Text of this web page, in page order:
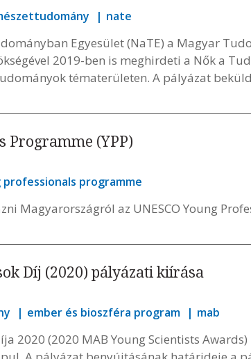
nate
Egyesület (NaTE) a Magyar
2019-ben is meghirdeti a Nők a
tématerületen. A pályázat
Programme (YPP)
professionals programme
Magyarországról az UNESCO Young
Díj (2020) pályázati kiírása
ember és bioszféra program mab
2020 (2020 MAB Young Scientists